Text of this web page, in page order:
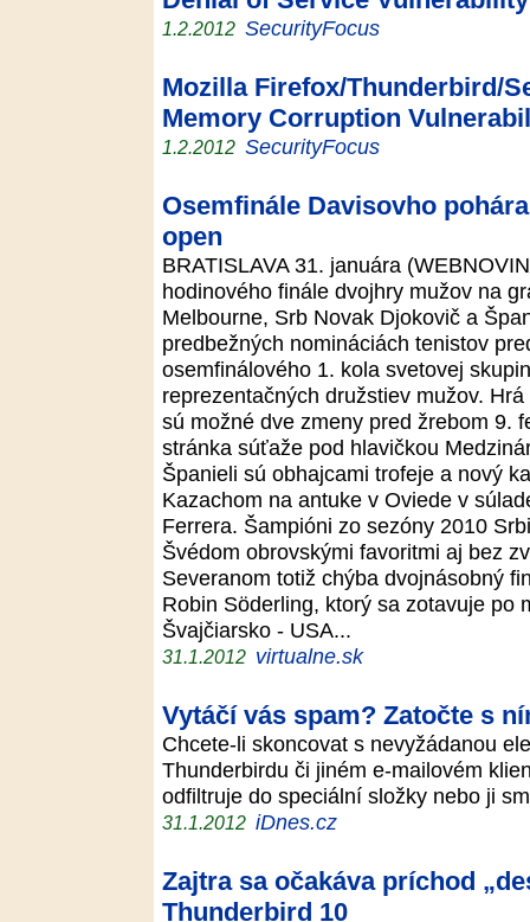
1.2.2012 SecurityFocus
Mozilla Firefox/Thunderbird/
Memory Corruption
1.2.2012 SecurityFocus
Osemfinále Davisovho
open
BRATISLAVA 31. januára
hodinového finále dvojhry mužov na
Melbourne, Srb Novak Djokovič a
predbežných nomináciách tenistov
osemfinálového 1. kola svetovej
reprezentačných družstiev mužov.
sú možné dve zmeny pred žrebom 9.
stránka súťaže pod hlavičkou
Španieli sú obhajcami trofeje a nový
Kazachom na antuke v Oviede v
Ferrera. Šampióni zo sezóny 2010
Švédom obrovskými favoritmi aj bez
Severanom totiž chýba dvojnásobný
Robin Söderling, ktorý sa zotavuje po
Švajčiarsko - USA...
31.1.2012 virtualne.sk
Vytáčí vás spam? Zatočte s
Chcete-li skoncovat s nevyžádanou
Thunderbirdu či jiném e-mailovém
odfiltruje do speciální složky nebo ji
31.1.2012 iDnes.cz
Zajtra sa očakáva príchod
Thunderbird 10